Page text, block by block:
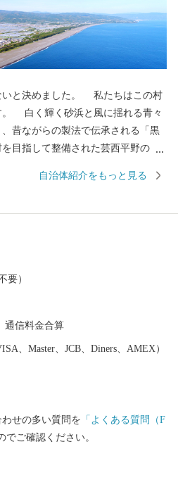
した。 私たちはこの村
々
昔ながらの製法で伝承される「黒
目指して整備された芸西平野の
みなさんと共に工夫して課題に立
自治体紹介をもっと見る
要）
通信料金合算
、Master、JCB、Diners、AMEX）
せの多い質問を 「よくある質問（F
でご確認ください。